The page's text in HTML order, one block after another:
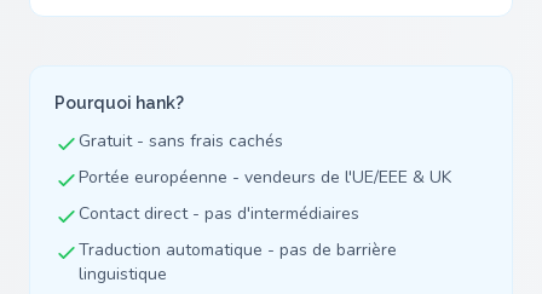
Pourquoi hank?
Gratuit - sans frais cachés
Portée européenne - vendeurs de l'UE/EEE & UK
Contact direct - pas d'intermédiaires
Traduction automatique - pas de barrière
linguistique